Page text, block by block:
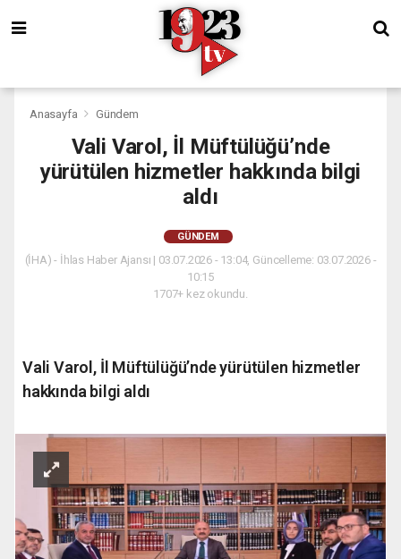
Anasayfa Gündem
Vali Varol, İl Müftülüğü’nde
yürütülen hizmetler hakkında bilgi
aldı
GÜNDEM
(İHA) - İhlas Haber Ajansı | 03.07.2026 - 13:04, Güncelleme: 03.07.2026 -
10:15
1707+ kez okundu.
Vali Varol, İl Müftülüğü’nde yürütülen hizmetler
hakkında bilgi aldı